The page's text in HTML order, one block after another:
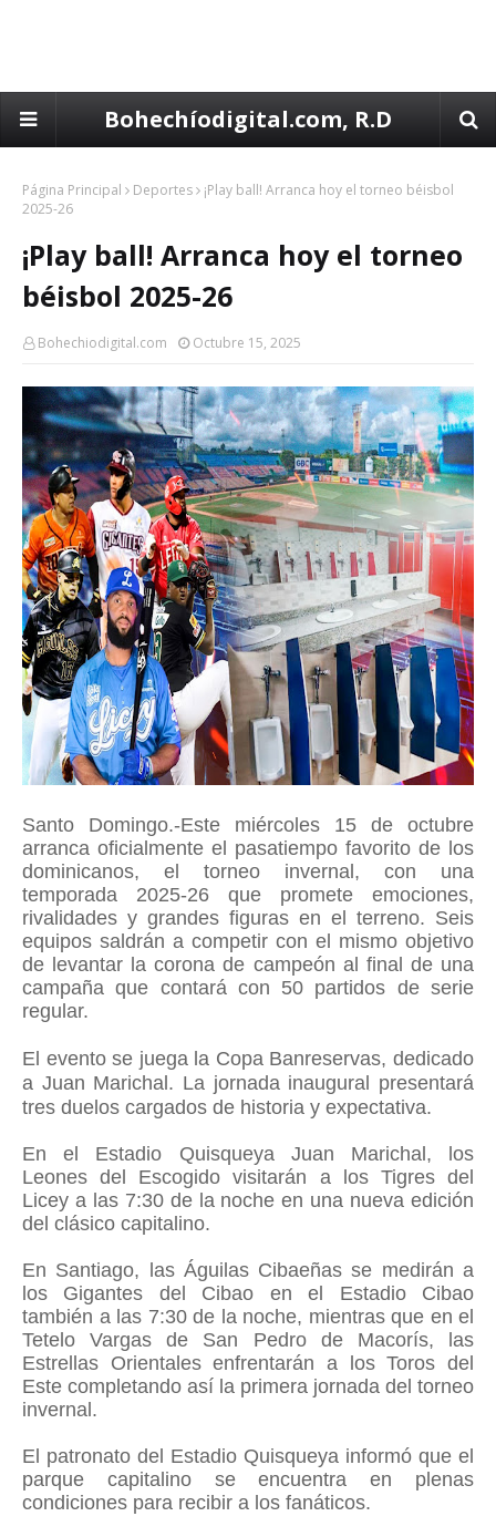
Bohechíodigital.com, R.D
Página Principal Deportes
¡Play ball! Arranca hoy el torneo béisbol
2025-26
¡Play ball! Arranca hoy el torneo
béisbol 2025-26
Bohechiodigital.com Octubre 15, 2025
Santo Domingo.-Este miércoles 15 de octubre
arranca oficialmente el pasatiempo favorito de los
dominicanos, el torneo invernal, con una
temporada 2025-26 que promete emociones,
rivalidades y grandes figuras en el terreno. Seis
equipos saldrán a competir con el mismo objetivo
de levantar la corona de campeón al final de una
campaña que contará con 50 partidos de serie
regular.
El evento se juega la Copa Banreservas, dedicado
a Juan Marichal. La jornada inaugural presentará
tres duelos cargados de historia y expectativa.
En el Estadio Quisqueya Juan Marichal, los
Leones del Escogido visitarán a los Tigres del
Licey a las 7:30 de la noche en una nueva edición
del clásico capitalino.
En Santiago, las Águilas Cibaeñas se medirán a
los Gigantes del Cibao en el Estadio Cibao
también a las 7:30 de la noche, mientras que en el
Tetelo Vargas de San Pedro de Macorís, las
Estrellas Orientales enfrentarán a los Toros del
Este completando así la primera jornada del torneo
invernal.
El patronato del Estadio Quisqueya informó que el
parque capitalino se encuentra en plenas
condiciones para recibir a los fanáticos.